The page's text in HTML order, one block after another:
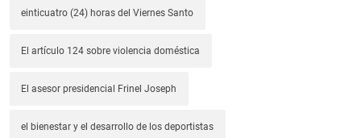
einticuatro (24) horas del Viernes Santo
El artículo 124 sobre violencia doméstica
El asesor presidencial Frinel Joseph
el bienestar y el desarrollo de los deportistas